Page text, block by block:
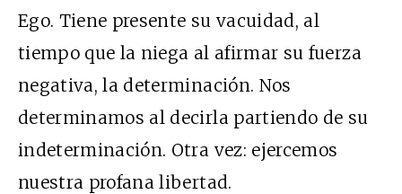
Ego. Tiene presente su vacuidad, al
tiempo que la niega al afirmar su fuerza
negativa, la determinación. Nos
determinamos al decirla partiendo de su
indeterminación. Otra vez: ejercemos
nuestra profana libertad.